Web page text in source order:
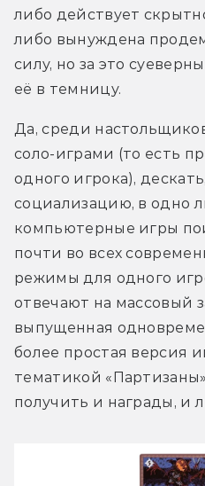
либо действует
либо вынуждена
силу, но за это
её в темницу.
Да, среди
соло-играми (то есть
одного игрока),
социализацию, в одно
компьютерные игры
почти во всех
режимы для одного
отвечают на массовый
выпущенная
более простая версия
тематикой
получить и награды, и